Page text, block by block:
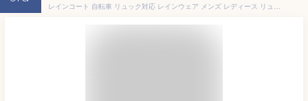
レインコート 自転車 リュック対応 レインウェア メンズ レディース リュックイン 通学 通勤 カッパ ミドル丈 大きいサイズ レインウェア 自転車用レインコート ビジネス シンプル 防水 軽量 雨具 送料無料 7590 バッグインコート